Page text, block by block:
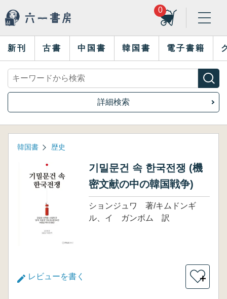
0
新刊 古書 中国書 韓国書 電子書籍
詳細検索
韓国書 歴史
기밀문건 속 한국전쟁 (機
密文献の中の韓国戦争)
ションジュワ 著/キムドンギ
ル、イ ガンボム 訳
レビューを書く ＋